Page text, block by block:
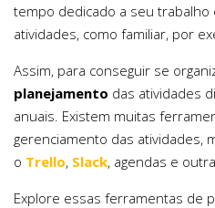
tempo dedicado a seu
atividades, como familiar, por
Assim, para conseguir se
planejamento das atividades
anuais. Existem muitas
gerenciamento das atividades,
o Trello, Slack, agendas e
Explore essas ferramentas de